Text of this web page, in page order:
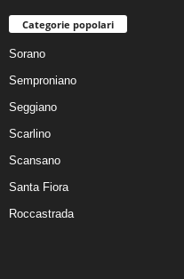
Categorie popolari
Sorano
Semproniano
Seggiano
Scarlino
Scansano
Santa Fiora
Roccastrada